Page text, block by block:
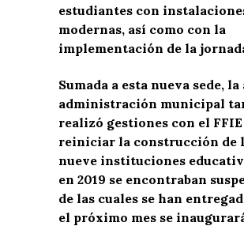
estudiantes con
modernas, así como con la
implementación de la
Sumada a esta nueva sede,
administración municipal
realizó gestiones con el
reiniciar la construcción de
nueve instituciones
en 2019 se encontraban
de las cuales se han
el próximo mes se